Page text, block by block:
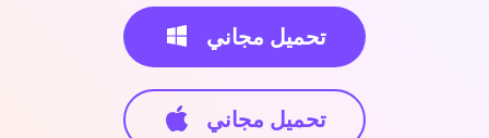
تحميل مجاني
تحميل مجاني